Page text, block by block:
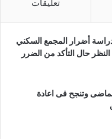
تعليقات
أضرار المجمع السكني
حال التأكد من الضرر
وتنجح فى اعادة